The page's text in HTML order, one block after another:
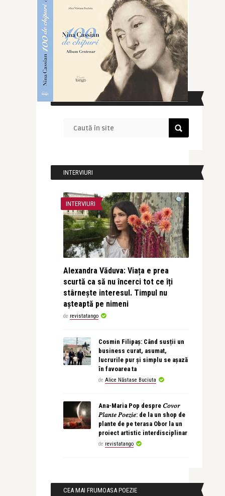
CAUTĂ ÎN SITE
INTERVIURI
INTERVIURI
Alexandra Văduva: Viața e prea
scurtă ca să nu încerci tot ce îți
stârnește interesul. Timpul nu
așteaptă pe nimeni
de revistatango
Cosmin Filipaș: Când susții un
business curat, asumat,
lucrurile pur și simplu se așază
în favoarea ta
de Alice Năstase Buciuta
Ana-Maria Pop despre 𝐶𝑜𝑣𝑜𝑟
𝑃𝑙𝑎𝑛𝑡𝑒 𝑃𝑜𝑒𝑧𝑖𝑒: de la un shop de
plante de pe terasa Obor la un
proiect artistic interdisciplinar
de revistatango
CEA MAI FRUMOASA POEZIE